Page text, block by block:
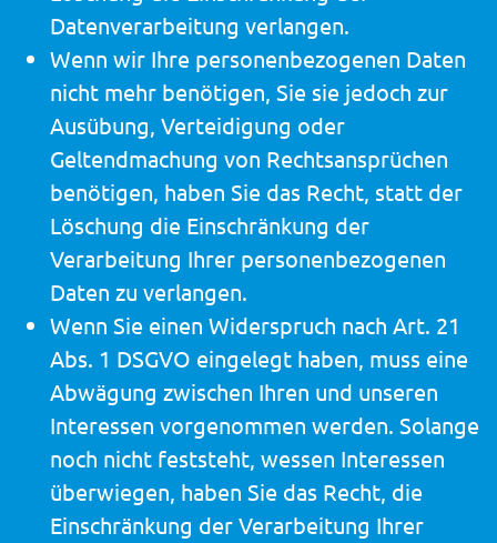
Datenverarbeitung verlangen.
Wenn wir Ihre personenbezogenen Daten
nicht mehr benötigen, Sie sie jedoch zur
Ausübung, Verteidigung oder
Geltendmachung von Rechtsansprüchen
benötigen, haben Sie das Recht, statt der
Löschung die Einschränkung der
Verarbeitung Ihrer personenbezogenen
Daten zu verlangen.
Wenn Sie einen Widerspruch nach Art. 21
Abs. 1 DSGVO eingelegt haben, muss eine
Abwägung zwischen Ihren und unseren
Interessen vorgenommen werden. Solange
noch nicht feststeht, wessen Interessen
überwiegen, haben Sie das Recht, die
Einschränkung der Verarbeitung Ihrer